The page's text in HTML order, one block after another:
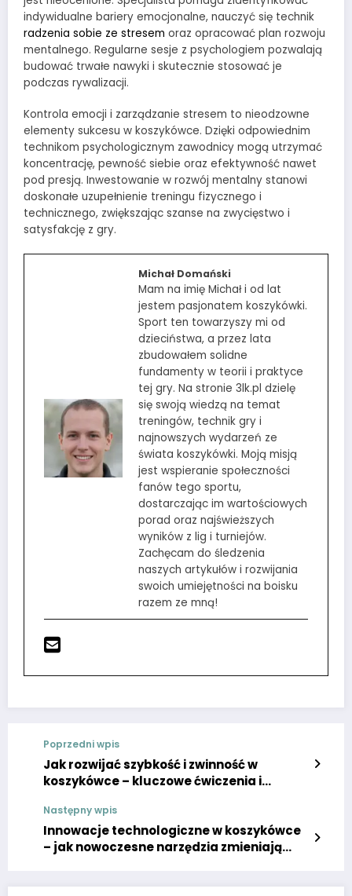
indywidualne bariery emocjonalne, nauczyć się technik
radzenia sobie ze stresem oraz opracować plan rozwoju
mentalnego. Regularne sesje z psychologiem pozwalają
budować trwałe nawyki i skutecznie stosować je
podczas rywalizacji.
Kontrola emocji i zarządzanie stresem to nieodzowne
elementy sukcesu w koszykówce. Dzięki odpowiednim
technikom psychologicznym zawodnicy mogą utrzymać
koncentrację, pewność siebie oraz efektywność nawet
pod presją. Inwestowanie w rozwój mentalny stanowi
doskonałe uzupełnienie treningu fizycznego i
technicznego, zwiększając szanse na zwycięstwo i
satysfakcję z gry.
Michał Domański
Mam na imię Michał i od lat
jestem pasjonatem koszykówki.
Sport ten towarzyszy mi od
dzieciństwa, a przez lata
zbudowałem solidne
fundamenty w teorii i praktyce
tej gry. Na stronie 3lk.pl dzielę
się swoją wiedzą na temat
treningów, technik gry i
najnowszych wydarzeń ze
świata koszykówki. Moją misją
jest wspieranie społeczności
fanów tego sportu,
dostarczając im wartościowych
porad oraz najświeższych
wyników z lig i turniejów.
Zachęcam do śledzenia
naszych artykułów i rozwijania
swoich umiejętności na boisku
razem ze mną!
Poprzedni wpis
Jak rozwijać szybkość i zwinność w
koszykówce – kluczowe ćwiczenia i
Następny wpis
Innowacje technologiczne w koszykówce
– jak nowoczesne narzędzia zmieniają